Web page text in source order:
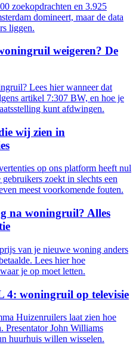
zoekopdrachten en 3.925
domineert, maar de data
liggen.
weigeren? De
Lees hier wanneer dat
artikel 7:307 BW, en hoe je
kunt afdwingen.
wij zien in
op ons platform heeft nul
zoekt in slechts een
meest voorkomende fouten.
na woningruil? Alles
van je nieuwe woning anders
Lees hier hoe
je op moet letten.
4: woningruil op televisie
Huizenruilers laat zien hoe
Presentator John Williams
huurhuis willen wisselen.